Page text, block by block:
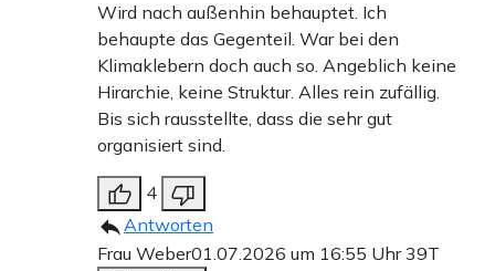
Wird nach außenhin behauptet. Ich
behaupte das Gegenteil. War bei den
Klimaklebern doch auch so. Angeblich keine
Hirarchie, keine Struktur. Alles rein zufällig.
Bis sich rausstellte, dass die sehr gut
organisiert sind.
4
Antworten
Frau Weber01.07.2026 um 16:55 Uhr39T